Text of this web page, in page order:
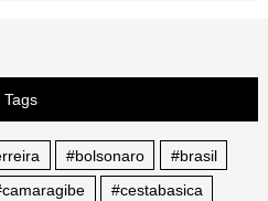
Tags
#bolsonaro
#brasil
#cestabasica